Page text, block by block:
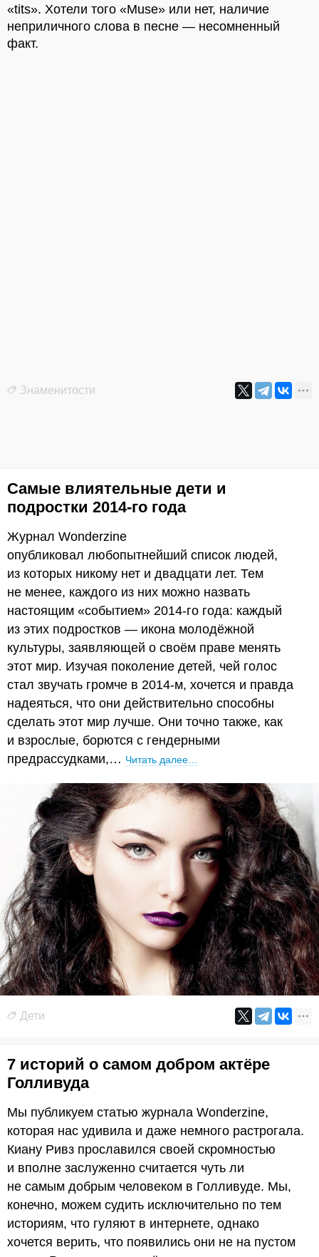
«tits». Хотели того «Muse» или нет, наличие
неприличного слова в песне — несомненный
факт.
Знаменитости
Самые влиятельные дети и
подростки 2014-го года
Журнал Wonderzine
опубликовал любопытнейший список людей,
из которых никому нет и двадцати лет. Тем
не менее, каждого из них можно назвать
настоящим «событием» 2014-го года: каждый
из этих подростков — икона молодёжной
культуры, заявляющей о своём праве менять
этот мир. Изучая поколение детей, чей голос
стал звучать громче в 2014-м, хочется и правда
надеяться, что они действительно способны
сделать этот мир лучше. Они точно также, как
и взрослые, борются с гендерными
предрассудками,… Читать далее…
Дети
7 историй о самом добром актёре
Голливуда
Мы публикуем статью журнала Wonderzine,
которая нас удивила и даже немного растрогала.
Киану Ривз прославился своей скромностью
и вполне заслуженно считается чуть ли
не самым добрым человеком в Голливуде. Мы,
конечно, можем судить исключительно по тем
историям, что гуляют в интернете, однако
хочется верить, что появились они не на пустом